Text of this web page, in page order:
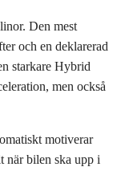
Den mest
och en deklarerad
starkare Hybrid
men också
motiverar
när bilen ska upp i